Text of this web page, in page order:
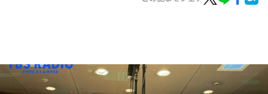
トピックス
TBS Podcast
お知らせ